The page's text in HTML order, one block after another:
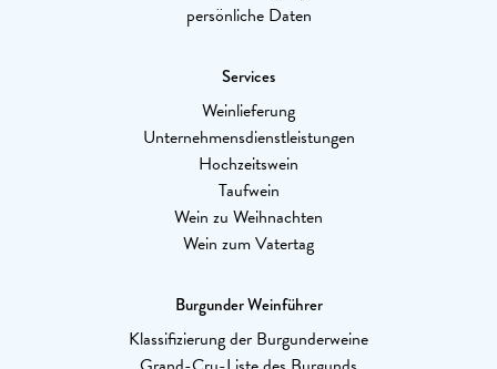
persönliche Daten
Services
Weinlieferung
Unternehmensdienstleistungen
Hochzeitswein
Taufwein
Wein zu Weihnachten
Wein zum Vatertag
Burgunder Weinführer
Klassifizierung der Burgunderweine